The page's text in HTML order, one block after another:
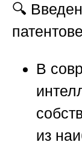
🔍
В
из